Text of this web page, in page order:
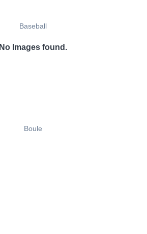
Baseball
No Images found.
Boule